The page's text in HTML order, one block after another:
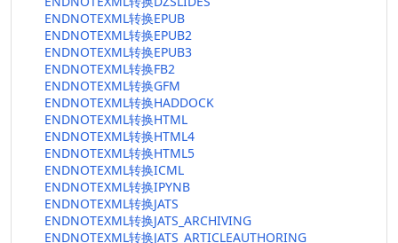
ENDNOTEXML转换EPUB
ENDNOTEXML转换EPUB2
ENDNOTEXML转换EPUB3
ENDNOTEXML转换FB2
ENDNOTEXML转换GFM
ENDNOTEXML转换HADDOCK
ENDNOTEXML转换HTML
ENDNOTEXML转换HTML4
ENDNOTEXML转换HTML5
ENDNOTEXML转换ICML
ENDNOTEXML转换IPYNB
ENDNOTEXML转换JATS
ENDNOTEXML转换JATS_ARCHIVING
ENDNOTEXML转换JATS_ARTICLEAUTHORING